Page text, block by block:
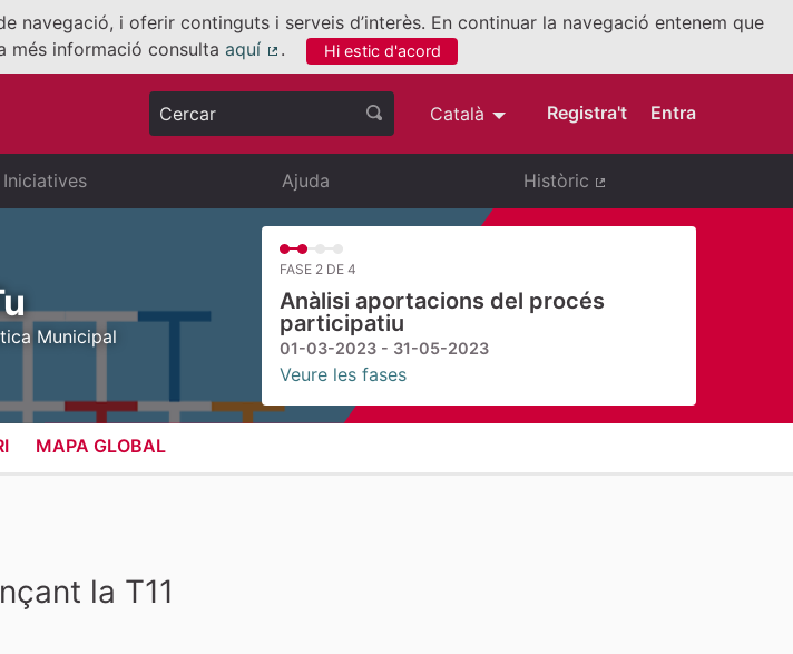
i oferir continguts i serveis d’interès. En continuar la navegació entenem que
més informació consultaaquí
(Enllaç extern)
. Hi estic d'acord
Cercar Català Triar la llengua Elegir el idioma
Registra't Entra
Iniciatives Ajuda
Històric
Municipal
FASE 2 DE 4
Anàlisi aportacions del procés
participatiu
01-03-2023 - 31-05-2023
Veure les fases
MAPA GLOBAL
la T11